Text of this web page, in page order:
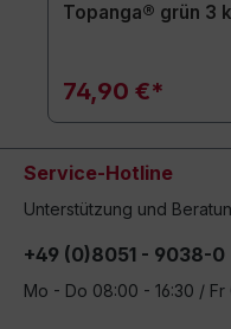
Topanga® grün 3
74,90 €*
Service-Hotline
Unterstützung und
+49 (0)8051 - 9038-0
Mo - Do 08:00 - 16:30 /